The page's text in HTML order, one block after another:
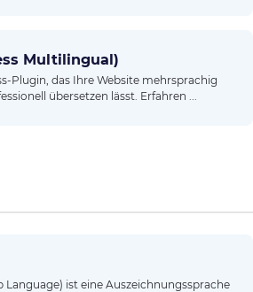
Multilingual)
Plugin, das Ihre Website mehrsprachig
übersetzen lässt. Erfahren ...
Language) ist eine Auszeichnungssprache